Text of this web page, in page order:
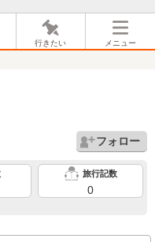
行きたい メニュー
フォロー
旅行記数
0